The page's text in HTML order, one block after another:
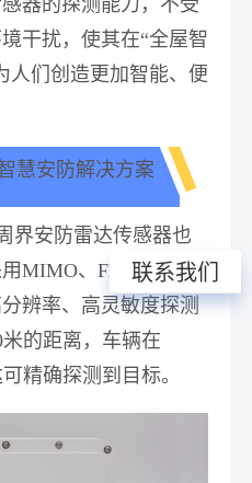
干扰，使其在“全屋智
人们创造更加智能、便
慧安防解决方案
界安防雷达传感器也
MIMO、FMCW调制
辨率、高灵敏度探测
的距离，车辆在
精确探测到目标。
联系我们